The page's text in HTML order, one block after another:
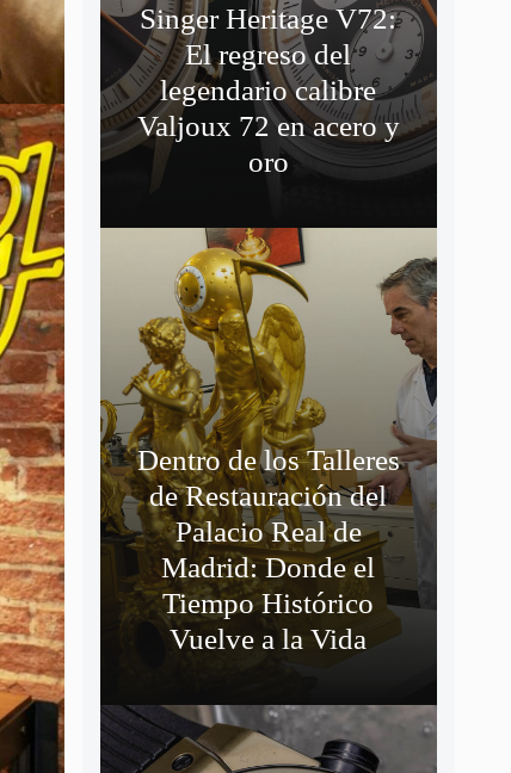
Singer Heritage V72:
El regreso del
legendario calibre
Valjoux 72 en acero y
oro
Dentro de los Talleres
de Restauración del
Palacio Real de
Madrid: Donde el
Tiempo Histórico
Vuelve a la Vida